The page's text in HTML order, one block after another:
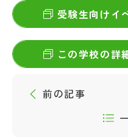
受験生向けイ
この学校の詳
前の記事